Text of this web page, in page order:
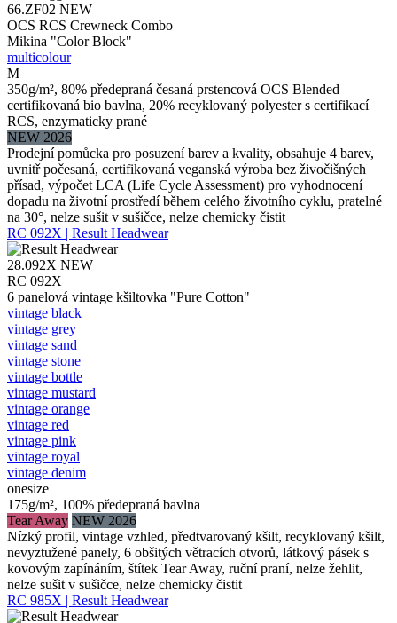
66.ZF02 NEW
OCS RCS Crewneck Combo
Mikina "Color Block"
multicolour
M
350g/m², 80% předepraná česaná prstencová OCS Blended
certifikovaná bio bavlna, 20% recyklovaný polyester s certifikací
RCS, enzymaticky prané
NEW 2026
Prodejní pomůcka pro posuzení barev a kvality, obsahuje 4 barev,
uvnitř počesaná, certifikovaná veganská výroba bez živočišných
přísad, výpočet LCA (Life Cycle Assessment) pro vyhodnocení
dopadu na životní prostředí během celého životního cyklu, pratelné
na 30°, nelze sušit v sušičce, nelze chemicky čistit
RC 092X | Result Headwear
28.092X NEW
RC 092X
6 panelová vintage kšiltovka "Pure Cotton"
vintage black
vintage grey
vintage sand
vintage stone
vintage bottle
vintage mustard
vintage orange
vintage red
vintage pink
vintage royal
vintage denim
onesize
175g/m², 100% předepraná bavlna
Tear Away NEW 2026
Nízký profil, vintage vzhled, předtvarovaný kšilt, recyklovaný kšilt,
nevyztužené panely, 6 obšitých větracích otvorů, látkový pásek s
kovovým zapínáním, štítek Tear Away, ruční praní, nelze žehlit,
nelze sušit v sušičce, nelze chemicky čistit
RC 985X | Result Headwear